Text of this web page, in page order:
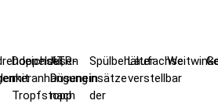
Doppeldüsen
mit
Tropfstopp
ATR-
Düseneinsätze
nach
Spülbehälter
in
der
Laufachse
verstellbar